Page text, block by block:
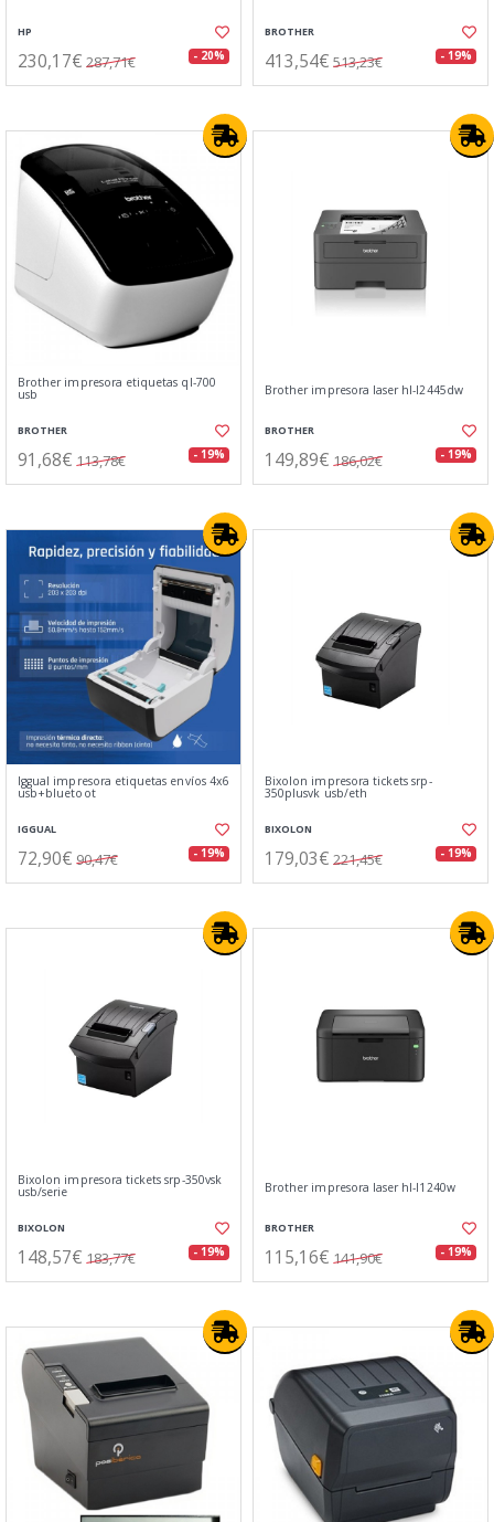
HP
230,17€ 287,71€ - 20%
BROTHER
413,54€ 513,23€ - 19%
Brother impresora etiquetas ql-700
usb
BROTHER
91,68€ 113,78€ - 19%
Brother impresora laser hl-l2445dw
BROTHER
149,89€ 186,02€ - 19%
Iggual impresora etiquetas envíos 4x6
usb+bluetoot
IGGUAL
72,90€ 90,47€ - 19%
Bixolon impresora tickets srp-
350plusvk usb/eth
BIXOLON
179,03€ 221,45€ - 19%
Bixolon impresora tickets srp-350vsk
usb/serie
BIXOLON
148,57€ 183,77€ - 19%
Brother impresora laser hl-l1240w
BROTHER
115,16€ 141,90€ - 19%